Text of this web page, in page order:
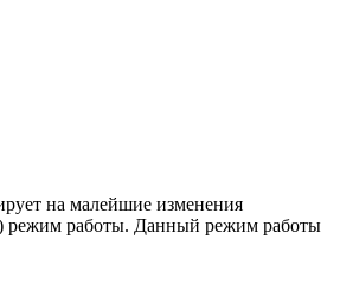
на малейшие изменения
режим работы. Данный режим работы